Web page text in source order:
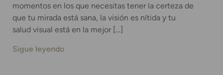
momentos en los que necesitas tener la certeza de
que tu mirada está sana, la visión es nítida y tu
salud visual está en la mejor […]
Sigue leyendo